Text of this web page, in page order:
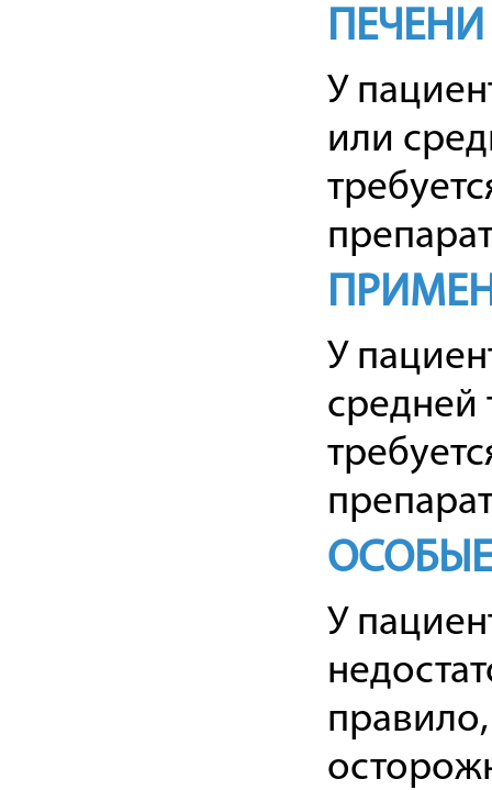
ПЕЧЕНИ
У
или
У
средней
У